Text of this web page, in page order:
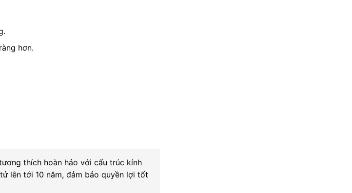
hơn.
thích hoàn hảo với cấu trúc kính
lên tới 10 năm, đảm bảo quyền lợi tốt